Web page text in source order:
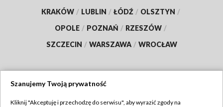
KRAKÓW / LUBLIN / ŁÓDŹ / OLSZTYN /
OPOLE / POZNAŃ / RZESZÓW /
SZCZECIN / WARSZAWA / WROCŁAW
Szanujemy Twoją prywatność
Kliknij "Akceptuję i przechodzę do serwisu", aby wyrazić zgody na